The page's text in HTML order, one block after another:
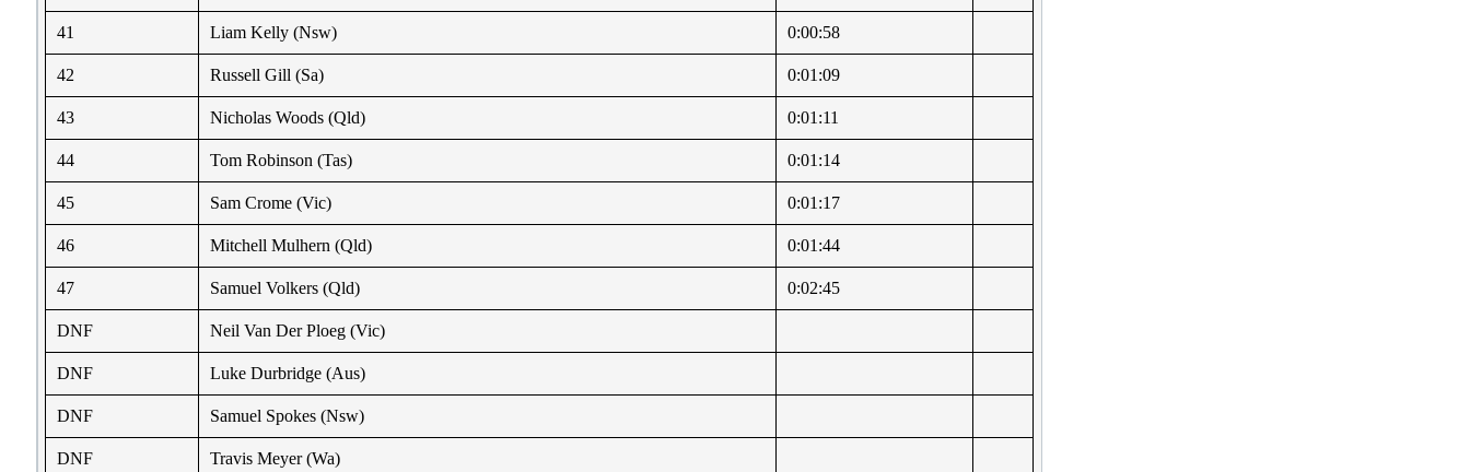
41 Liam Kelly (Nsw) 0:00:58
42 Russell Gill (Sa) 0:01:09
43 Nicholas Woods (Qld) 0:01:11
44 Tom Robinson (Tas) 0:01:14
45 Sam Crome (Vic) 0:01:17
46 Mitchell Mulhern (Qld) 0:01:44
47 Samuel Volkers (Qld) 0:02:45
DNF Neil Van Der Ploeg (Vic)
DNF Luke Durbridge (Aus)
DNF Samuel Spokes (Nsw)
DNF Travis Meyer (Wa)